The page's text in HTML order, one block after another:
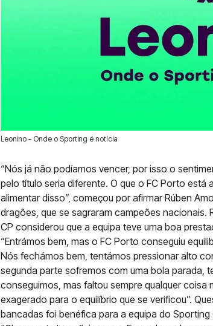
Leonino - Onde o Sporting é notícia
16 Jul 2020 | 12:17 | 0
“Nós já não podíamos vencer, por isso o
pelo título seria diferente. O que o FC Porto está
alimentar disso”, começou por afirmar Rúben
dragões, que se sagraram campeões
CP considerou que a equipa teve uma boa
“Entrámos bem, mas o FC Porto conseguiu
Nós fechámos bem, tentámos pressionar alto
segunda parte sofremos com uma bola parada,
conseguimos, mas faltou sempre qualquer
exagerado para o equilíbrio que se verificou”.
bancadas foi benéfica para a equipa do Sporting